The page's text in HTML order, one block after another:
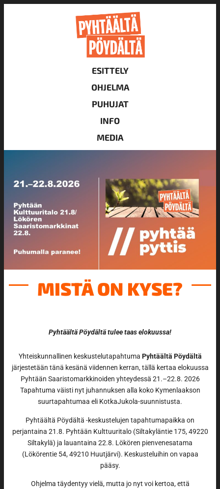
ESITTELY
OHJELMA
PUHUJAT
INFO
MEDIA
MISTÄ ON KYSE?
Pyhtäältä Pöydältä tulee taas elokuussa!
Yhteiskunnallinen keskustelutapahtuma Pyhtäältä Pöydältä
järjestetään tänä kesänä viidennen kerran, tällä kertaa elokuussa
Pyhtään Saaristomarkkinoiden yhteydessä 21.–22.8. 2026
Tapahtuma väisti nyt juhannuksen alla koko Kymenlaakson
suurtapahtumaa eli KotkaJukola-suunnistusta.
Pyhtäältä Pöydältä -keskustelujen tapahtumapaikka on
perjantaina 21.8. Pyhtään Kulttuuritalo (Siltakyläntie 175, 49220
Siltakylä) ja lauantaina 22.8. Lökören pienvenesatama
(Lökörentie 54, 49210 Huutjärvi). Keskusteluihin on vapaa
pääsy.
Ohjelma täydentyy vielä, mutta jo nyt voi kertoa, että